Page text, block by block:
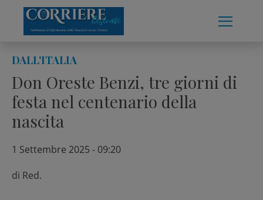
content
DALL'ITALIA
Don Oreste Benzi, tre giorni di
festa nel centenario della
nascita
1 Settembre 2025 - 09:20
di Red.